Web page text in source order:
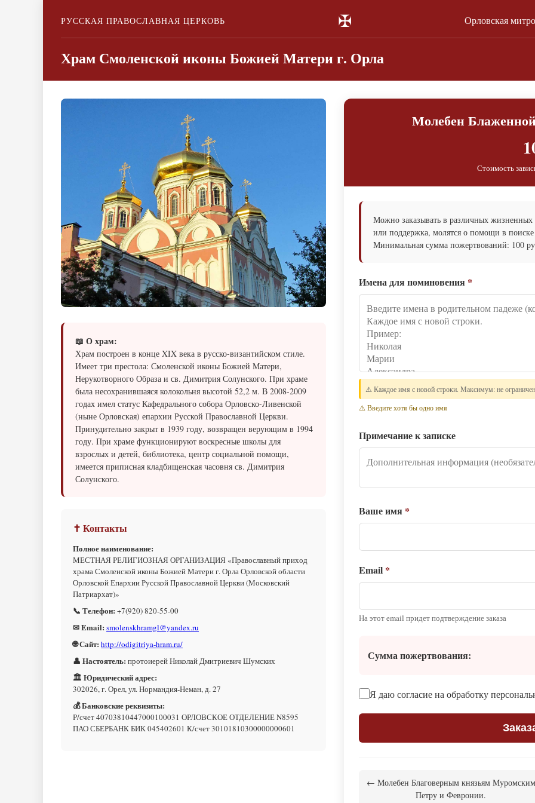
РУССКАЯ ПРАВОСЛАВНАЯ ЦЕРКОВЬ ✠ Орловская
Храм Смоленской иконы Божией Матери г. Орла
📖 О храм:
Храм построен в конце XIX века в русско-византийском стиле.
Имеет три престола: Смоленской иконы Божией Матери,
Нерукотворного Образа и св. Димитрия Солунского. При храме
была несохранившаяся колокольня высотой 52,2 м. В 2008-2009
годах имел статус Кафедрального собора Орловско-Ливенской
(ныне Орловская) епархии Русской Православной Церкви.
Принудительно закрыт в 1939 году, возвращен верующим в 1994
году. При храме функционируют воскресные школы для
взрослых и детей, библиотека, центр социальной помощи,
имеется приписная кладбищенская часовня св. Димитрия
Солунского.
✝ Контакты
Полное наименование:
МЕСТНАЯ РЕЛИГИОЗНАЯ ОРГАНИЗАЦИЯ «Православный приход
храма Смоленской иконы Божией Матери г. Орла Орловской области
Орловской Епархии Русской Православной Церкви (Московский
Патриархат)»
📞 Телефон: +7(920) 820-55-00
✉ Email: smolenskhramgl@yandex.ru
🌐 Сайт: http://odigitriya-hram.ru/
👤 Настоятель: протоиерей Николай Дмитриевич Шумских
🏛 Юридический адрес:
302026, г. Орел, ул. Нормандия-Неман, д. 27
💰 Банковские реквизиты:
Р/счет 40703810447000100031 ОРЛОВСКОЕ ОТДЕЛЕНИЕ N8595
ПАО СБЕРБАНК БИК 045402601 К/счет 30101810300000000601
Молебен
Стоимость
Можно заказывать в различных жизненных
или поддержка, молятся о помощи в
Минимальная сумма пожертвований: 100
Имена для поминовения *
⚠️ Каждое имя с новой строки. Максимум: не
⚠️ Введите хотя бы одно имя
Примечание к записке
Ваше имя *
Email *
На этот email придет подтверждение заказа
Сумма пожертвования:
Я даю согласие на обработку
← Молебен Благоверным князьям Муромским
Петру и Февронии.